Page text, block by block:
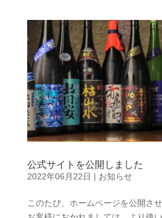
公式サイトを公開しました
2022年06月22日 | お知らせ
このたび、ホームページを公開さ